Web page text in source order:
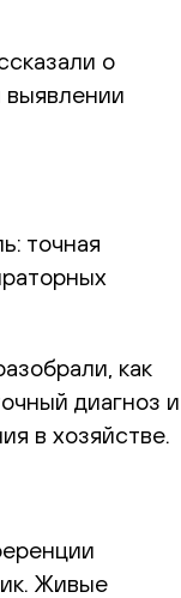
о
точная
как
диагноз и
в хозяйстве.
Живые